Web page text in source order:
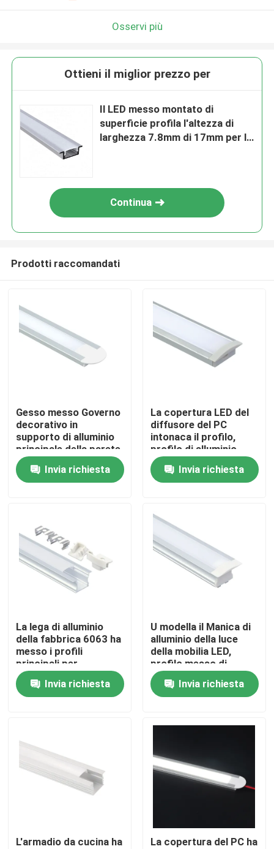
Prodotti
Circa noi
Controllo di qualità
Contattici
Profilo montato di superficie del LED
Profilo del pannello di carta e gesso LED
Osservi più
Ottieni il miglior prezzo per
Il LED messo montato di
superficie profila l'altezza di
larghezza 7.8mm di 17mm per la
Continua
Prodotti raccomandati
Gesso messo Governo
decorativo in
supporto di alluminio
principale della parete
di profilo della striscia
Invia richiesta
La copertura LED del
diffusore del PC
intonaca il profilo,
profilo di alluminio
della scanalatura a "u"
LED
Invia richiesta
La lega di alluminio
della fabbrica 6063 ha
messo i profili
principali per
illuminazione del
GovernoInvia richiesta
U modella il Manica di
alluminio della luce
della mobilia LED,
profilo messo di
alluminio d'argento del
LED
Invia richiesta
L'armadio da cucina ha
La copertura del PC ha